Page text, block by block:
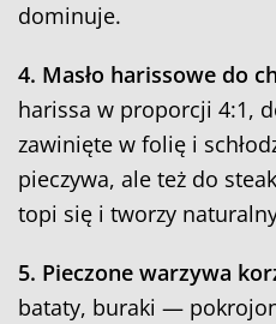
dominuje.
4. Masło harissowe do
harissa w proporcji 4:1,
zawinięte w folię i
pieczywa, ale też do
topi się i tworzy
5. Pieczone warzywa
bataty, buraki —